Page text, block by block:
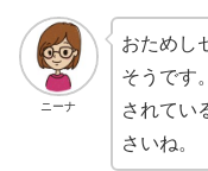
ニーナ
おためし
そうです
されてい
さいね。